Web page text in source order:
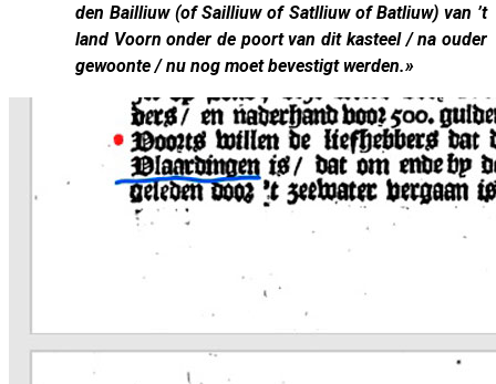
den Bailliuw (of Sailliuw of Satlliuw of Batliuw) van ’t
land Voorn onder de poort van dit kasteel / na ouder
gewoonte / nu nog moet bevestigt werden.»